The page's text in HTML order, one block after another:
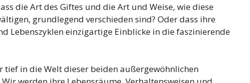
die Art des Giftes und die Art und Weise, wie diese
grundlegend verschieden sind? Oder dass ihre
Lebenszyklen einzigartige Einblicke in die faszinierende
tief in die Welt dieser beiden außergewöhnlichen